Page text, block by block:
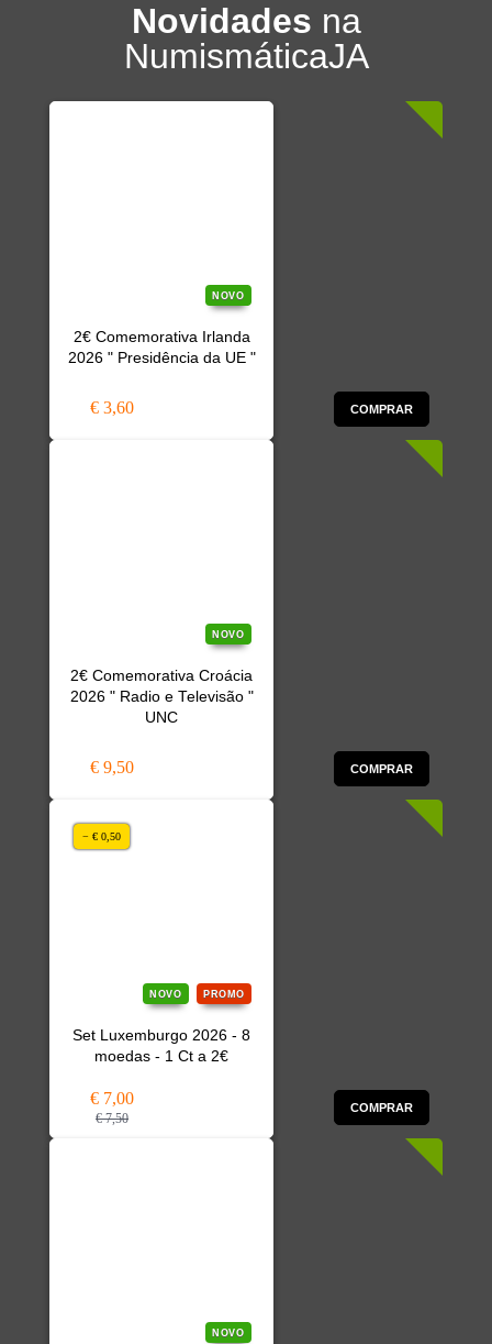
Novidades na
NumismáticaJA
NOVO
2€ Comemorativa Irlanda
2026 " Presidência da UE "
€ 3,60 COMPRAR
NOVO
2€ Comemorativa Croácia
2026 " Radio e Televisão "
UNC
€ 9,50 COMPRAR
NOVO PROMO
Set Luxemburgo 2026 - 8
moedas - 1 Ct a 2€
€ 7,00
€ 7,50
COMPRAR
− € 0,50
NOVO